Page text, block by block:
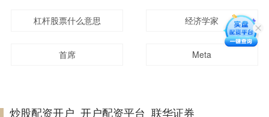
杠杆股票什么意思 经济学家
首席 Meta
炒股配资开户_开户配资平台_联华证券